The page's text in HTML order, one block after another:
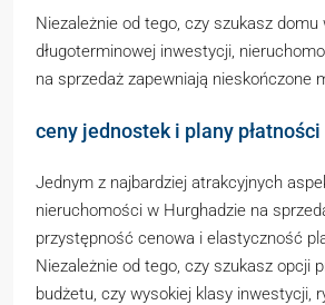
Niezależnie od tego, czy szukasz domu
długoterminowej inwestycji,
na sprzedaż zapewniają nieskończone
ceny jednostek i plany płatności
Jednym z najbardziej atrakcyjnych
nieruchomości w Hurghadzie na
przystępność cenowa i elastyczność
Niezależnie od tego, czy szukasz opcji
budżetu, czy wysokiej klasy inwestycji,